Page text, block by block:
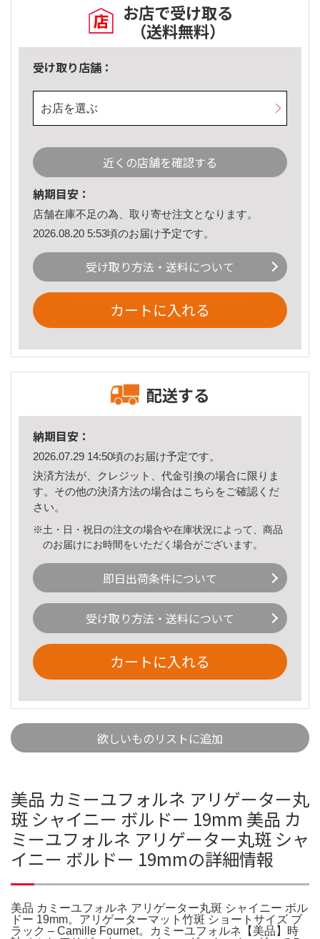
お店で受け取る
（送料無料）
受け取り店舗：
お店を選ぶ
近くの店舗を確認する
納期目安：
店舗在庫不足の為、取り寄せ注文となります。
2026.08.20 5:53頃のお届け予定です。
受け取り方法・送料について
カートに入れる
配送する
納期目安：
2026.07.29 14:50頃のお届け予定です。
決済方法が、クレジット、代金引換の場合に限りま
す。その他の決済方法の場合はこちら をご確認くだ
さい。
※土・日・祝日の注文の場合や在庫状況によって、商品
のお届けにお時間をいただく場合がございます。
即日出荷条件について
受け取り方法・送料について
カートに入れる
欲しいものリストに追加
美品 カミーユフォルネ アリゲーター丸
斑 シャイニー ボルドー 19mm 美品 カ
ミーユフォルネ アリゲーター丸斑 シャ
イニー ボルドー 19mmの詳細情報
美品 カミーユフォルネ アリゲーター丸斑 シャイニー ボル
ドー 19mm。アリゲーターマット竹斑 ショートサイズ ブ
ラック – Camille Fournet。カミーユフォルネ【美品】時